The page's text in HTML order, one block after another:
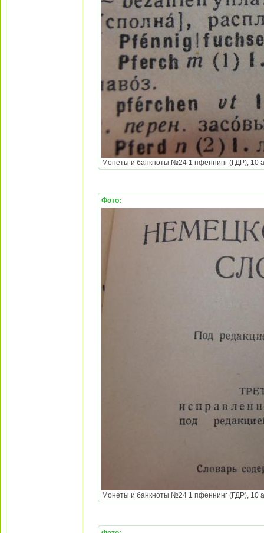
Монеты и банкноты №24 1 пфеннинг (ГДР), 10
Фото:
Монеты и банкноты №24 1 пфеннинг (ГДР), 10